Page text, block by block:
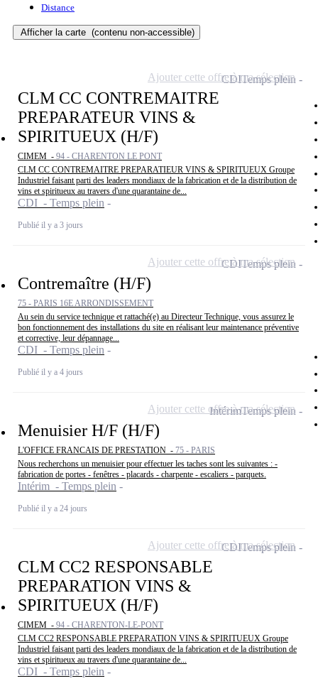
Distance
Afficher la carte (contenu non-accessible)
CLM CC CONTREMAITRE
PREPARATEUR VINS &
SPIRITUEUX (H/F)
CIMEM - 94 - CHARENTON LE PONT
CLM CC CONTREMAITRE PREPARATIEUR VINS & SPIRITUEUX Groupe
Industriel faisant parti des leaders mondiaux de la fabrication et de la distribution de
vins et spiritueux au travers d'une quarantaine de...
CDI - Temps plein
Publié il y a 3 jours
CDITemps plein
Ajouter cette offre à ma sélection
Contremaître (H/F)
75 - PARIS 16E ARRONDISSEMENT
Au sein du service technique et rattaché(e) au Directeur Technique, vous assurez le
bon fonctionnement des installations du site en réalisant leur maintenance préventive
et corrective, leur dépannage...
CDI - Temps plein
Publié il y a 4 jours
CDITemps plein
Ajouter cette offre à ma sélection
Menuisier H/F (H/F)
L'OFFICE FRANCAIS DE PRESTATION - 75 - PARIS
Nous recherchons un menuisier pour effectuer les taches sont les suivantes : -
fabrication de portes - fenêtres - placards - charpente - escaliers - parquets.
Intérim - Temps plein
Publié il y a 24 jours
IntérimTemps plein
Ajouter cette offre à ma sélection
CLM CC2 RESPONSABLE
PREPARATION VINS &
SPIRITUEUX (H/F)
CIMEM - 94 - CHARENTON-LE-PONT
CLM CC2 RESPONSABLE PREPARATION VINS & SPIRITUEUX Groupe
Industriel faisant parti des leaders mondiaux de la fabrication et de la distribution de
vins et spiritueux au travers d'une quarantaine de...
CDI - Temps plein
CDITemps plein
Ajouter cette offre à ma sélection